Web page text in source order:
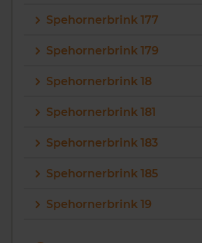
Spehornerbrink 177
Spehornerbrink 179
Spehornerbrink 18
Spehornerbrink 181
Spehornerbrink 183
Spehornerbrink 185
Spehornerbrink 19